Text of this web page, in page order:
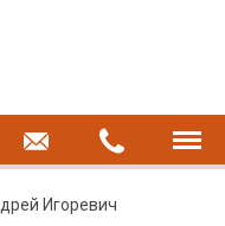
Игоревич